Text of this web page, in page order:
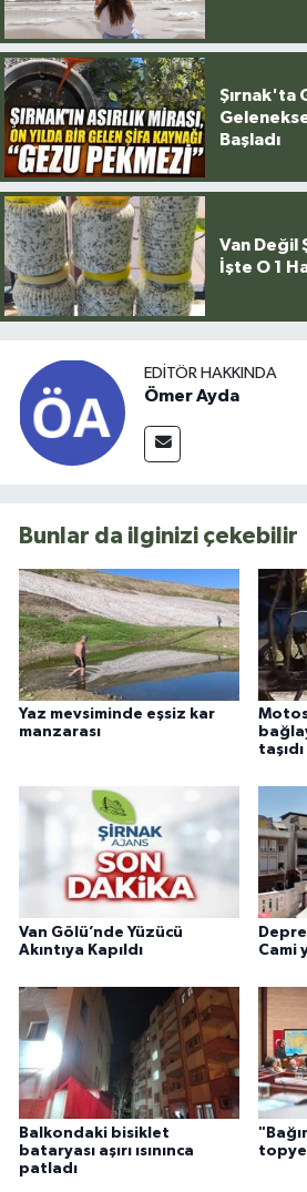
Şırnak'ta
Başladı
Van Değil
İşte O 1
EDITÖR HAKKINDA
Ömer Ayda
Bunlar da ilginizi çekebilir
Yaz mevsiminde eşsiz kar
manzarası
taşıdı
Van Gölü’nde Yüzücü
Akıntıya Kapıldı
Cami
Balkondaki bisiklet
bataryası aşırı ısınınca
patladı